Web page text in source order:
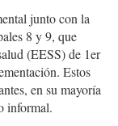
junto con la
8 y 9, que
(EESS) de 1er
Estos
en su mayoría
informal.